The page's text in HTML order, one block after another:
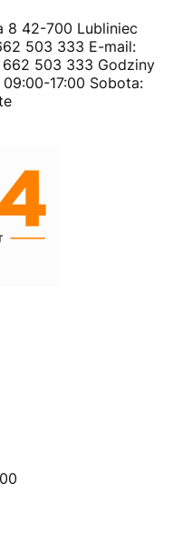
8 42-700 Lubliniec
503 333 E-mail:
503 333 Godziny
17:00 Sobota: